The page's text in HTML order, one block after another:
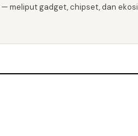
meliput gadget, chipset, dan